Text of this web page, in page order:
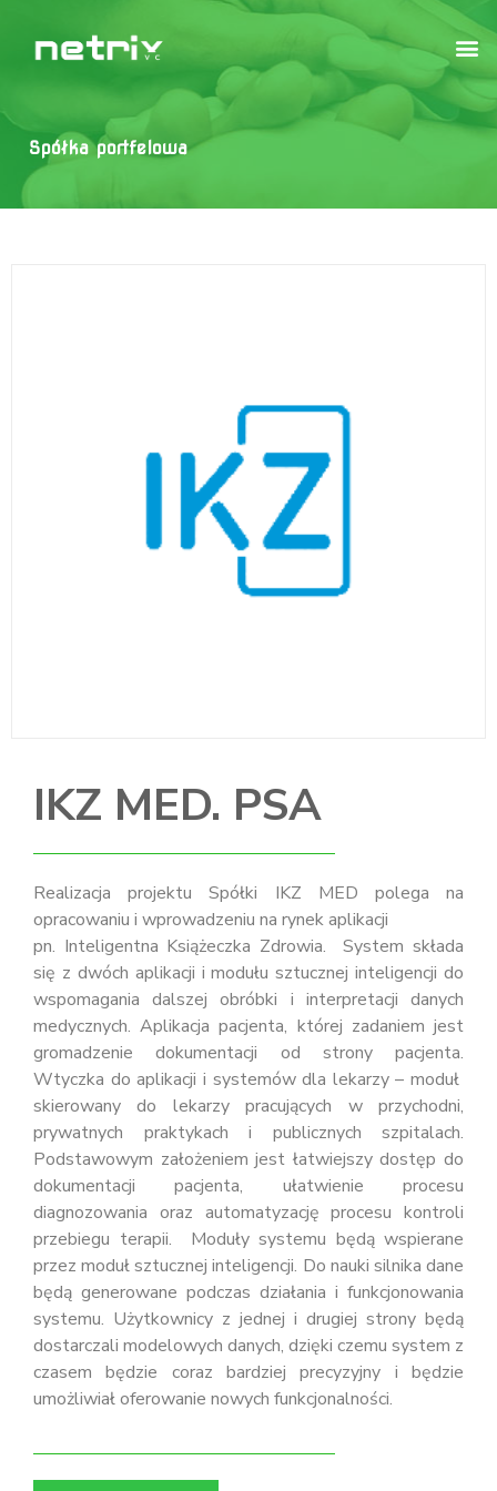
Spółka portfelowa
IKZ MED. PSA
Realizacja projektu Spółki IKZ MED polega na
opracowaniu i wprowadzeniu na rynek aplikacji
pn. Inteligentna Książeczka Zdrowia. System składa
się z dwóch aplikacji i modułu sztucznej inteligencji do
wspomagania dalszej obróbki i interpretacji danych
medycznych. Aplikacja pacjenta, której zadaniem jest
gromadzenie dokumentacji od strony pacjenta.
Wtyczka do aplikacji i systemów dla lekarzy – moduł
skierowany do lekarzy pracujących w przychodni,
prywatnych praktykach i publicznych szpitalach.
Podstawowym założeniem jest łatwiejszy dostęp do
dokumentacji pacjenta, ułatwienie procesu
diagnozowania oraz automatyzację procesu kontroli
przebiegu terapii. Moduły systemu będą wspierane
przez moduł sztucznej inteligencji. Do nauki silnika dane
będą generowane podczas działania i funkcjonowania
systemu. Użytkownicy z jednej i drugiej strony będą
dostarczali modelowych danych, dzięki czemu system z
czasem będzie coraz bardziej precyzyjny i będzie
umożliwiał oferowanie nowych funkcjonalności.